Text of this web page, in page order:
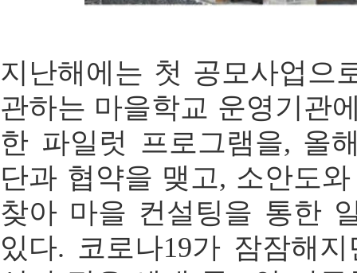
지난해에는 첫 공모사업으
관하는 마을학교 운영기관
한 파일럿 프로그램을, 올
단과 협약을 맺고, 소안도
찾아 마을 컨설팅을 통한
있다. 코로나19가 잠잠해